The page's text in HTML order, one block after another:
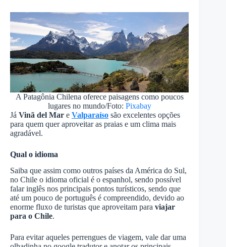
A Patagônia Chilena oferece paisagens como poucos
lugares no mundo/Foto: Pixabay
Já Vinã del Mar e Valparaíso são excelentes opções
para quem quer aproveitar as praias e um clima mais
agradável.
Qual o idioma
Saiba que assim como outros países da América do Sul,
no Chile o idioma oficial é o espanhol, sendo possível
falar inglês nos principais pontos turísticos, sendo que
até um pouco de português é compreendido, devido ao
enorme fluxo de turistas que aproveitam para viajar
para o Chile.
Para evitar aqueles perrengues de viagem, vale dar uma